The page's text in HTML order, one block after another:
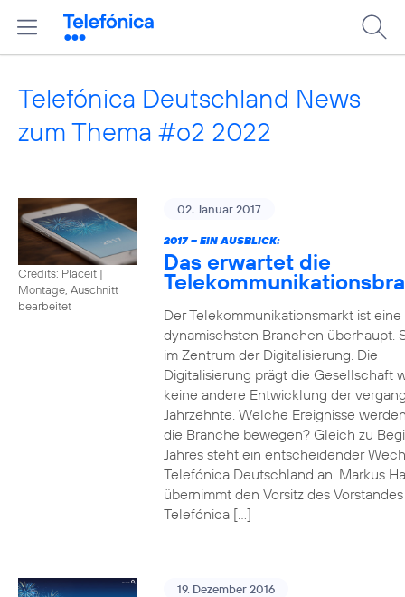
Telefónica Deutschland News
zum Thema #o2 2022
Credits: Placeit |
Montage, Auschnitt
bearbeitet
02. Januar 2017
2017 – EIN AUSBLICK:
Das erwartet die
Der Telekommunikationsmarkt ist eine
dynamischsten Branchen überhaupt.
im Zentrum der Digitalisierung. Die
Digitalisierung prägt die Gesellschaft
keine andere Entwicklung der
Jahrzehnte. Welche Ereignisse
die Branche bewegen? Gleich zu
Jahres steht ein entscheidender
Telefónica Deutschland an. Markus
übernimmt den Vorsitz des
Telefónica […]
19. Dezember 2016